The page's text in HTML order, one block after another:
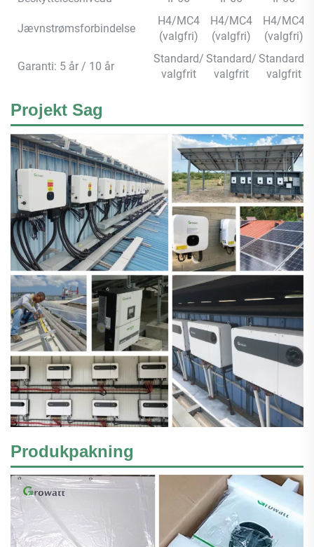
Jævnstrømsforbindelse
H4/MC4
(valgfri)
H4/MC4
(valgfri)
H4/MC4
(valgfri)
Garanti: 5 år / 10 år
Standard/
valgfrit
Standard/
valgfrit
Standard/
valgfrit
Projekt Sag
Produkpakning